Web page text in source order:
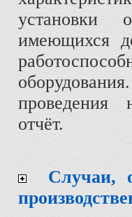
установки
имеющихся
проведения
отчёт.
Случаи,